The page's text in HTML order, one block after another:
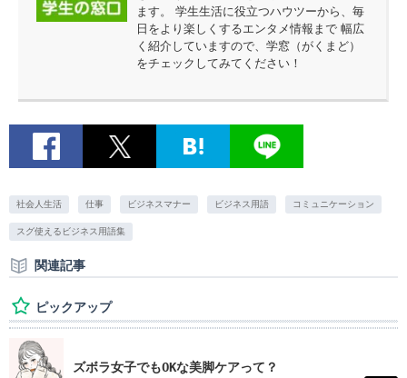
ます。 学生生活に役立つハウツーから、毎
日をより楽しくするエンタメ情報まで 幅広
く紹介していますので、学窓（がくまど）
をチェックしてみてください！
社会人生活 仕事 ビジネスマナー ビジネス用語 コミュニケーション
スグ使えるビジネス用語集
関連記事
ピックアップ
ズボラ女子でもOKな美脚ケアって？